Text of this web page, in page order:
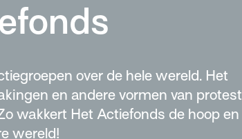
over de hele wereld. Het
en andere vormen van protest
wakkert Het Actiefonds de hoop en
wereld!